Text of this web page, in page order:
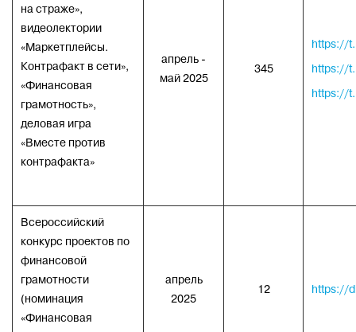
на страже»,
видеолектории
«Маркетплейсы.
Контрафакт в сети»,
«Финансовая
грамотность»,
деловая игра
«Вместе против
контрафакта»
апрель -
май 2025
345
https://
https://
https://
Всероссийский
конкурс проектов по
финансовой
грамотности
(номинация
«Финансовая
апрель
2025
12 https://